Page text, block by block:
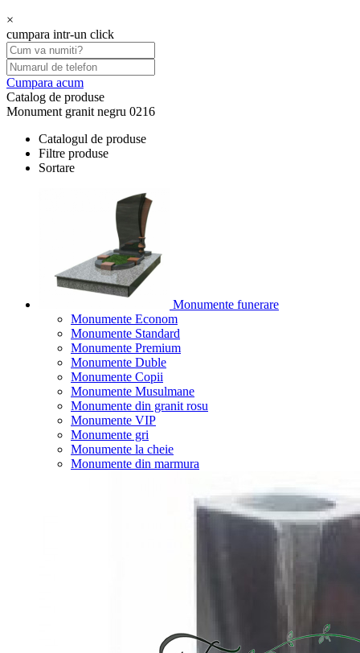
×
cumpara intr-un click
Cumpara acum
Catalog de produse
Monument granit negru 0216
Catalogul de produse
Filtre produse
Sortare
Monumente funerare
Monumente Econom
Monumente Standard
Monumente Premium
Monumente Duble
Monumente Copii
Monumente Musulmane
Monumente din granit rosu
Monumente VIP
Monumente gri
Monumente la cheie
Monumente din marmura